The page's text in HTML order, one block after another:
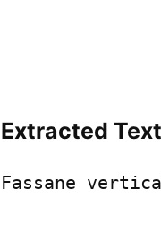
Extracted Text
Fassane